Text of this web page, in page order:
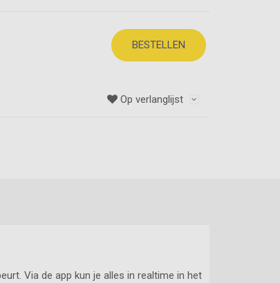
BESTELLEN
Op verlanglijst
Via de app kun je alles in realtime in het